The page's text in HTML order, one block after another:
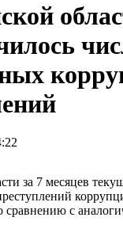
за 7 месяцев
сравнению с